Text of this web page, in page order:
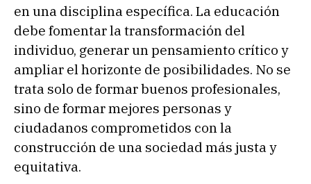
en una disciplina específica. La educación
debe fomentar la transformación del
individuo, generar un pensamiento crítico y
ampliar el horizonte de posibilidades. No se
trata solo de formar buenos profesionales,
sino de formar mejores personas y
ciudadanos comprometidos con la
construcción de una sociedad más justa y
equitativa.